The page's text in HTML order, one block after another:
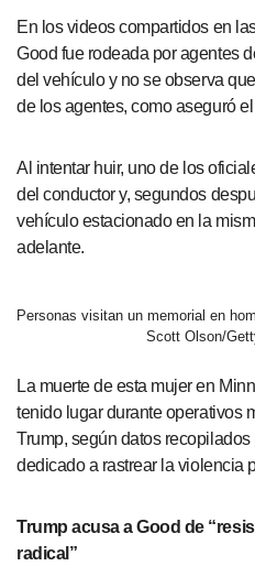
En los videos compartidos en
Good fue rodeada por agentes
del vehículo y no se observa
de los agentes, como aseguró
Al intentar huir, uno de los
del conductor y, segundos
vehículo estacionado en la
adelante.
Personas visitan un memorial en
Scott Olson/
La muerte de esta mujer en
tenido lugar durante operativos
Trump, según datos recopilados
dedicado a rastrear la violencia
Trump acusa a Good de
radical”